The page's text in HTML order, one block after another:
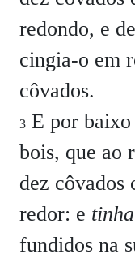
redondo, e
cingia-o em
côvados.
3 E por baixo
bois, que ao
dez côvados
redor: e tinha
fundidos na